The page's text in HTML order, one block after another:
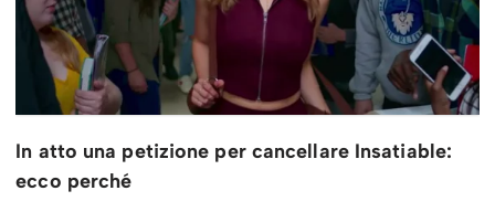
In atto una petizione per cancellare Insatiable:
ecco perché